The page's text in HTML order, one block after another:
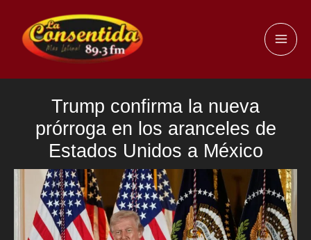
contenido
Trump confirma la nueva
prórroga en los aranceles de
Estados Unidos a México